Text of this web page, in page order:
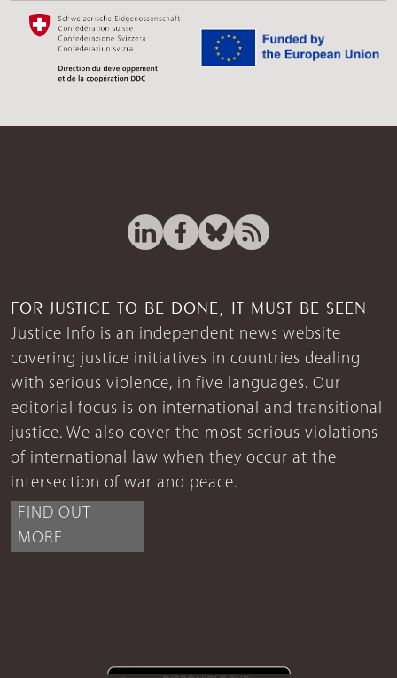
FOR JUSTICE TO BE DONE, IT MUST BE SEEN
Justice Info is an independent news website
covering justice initiatives in countries dealing
with serious violence, in five languages. Our
editorial focus is on international and transitional
justice. We also cover the most serious violations
of international law when they occur at the
intersection of war and peace.
FIND OUT
MORE